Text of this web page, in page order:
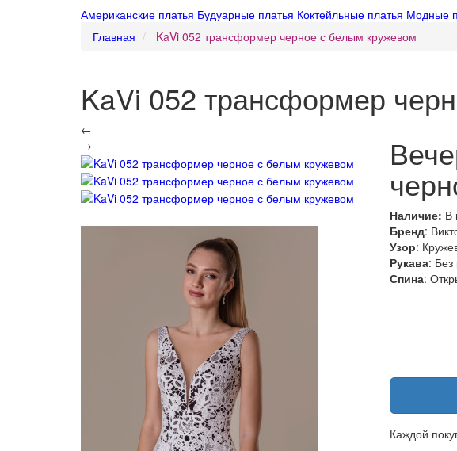
Американские платья Будуарные платья Коктейльные платья Модные
Главная
KaVi 052 трансформер черное с белым кружевом
KaVi 052 трансформер
←
→
Наличие: В
Бренд:
Узор:
Рукава: Без
Спина:
Каждой